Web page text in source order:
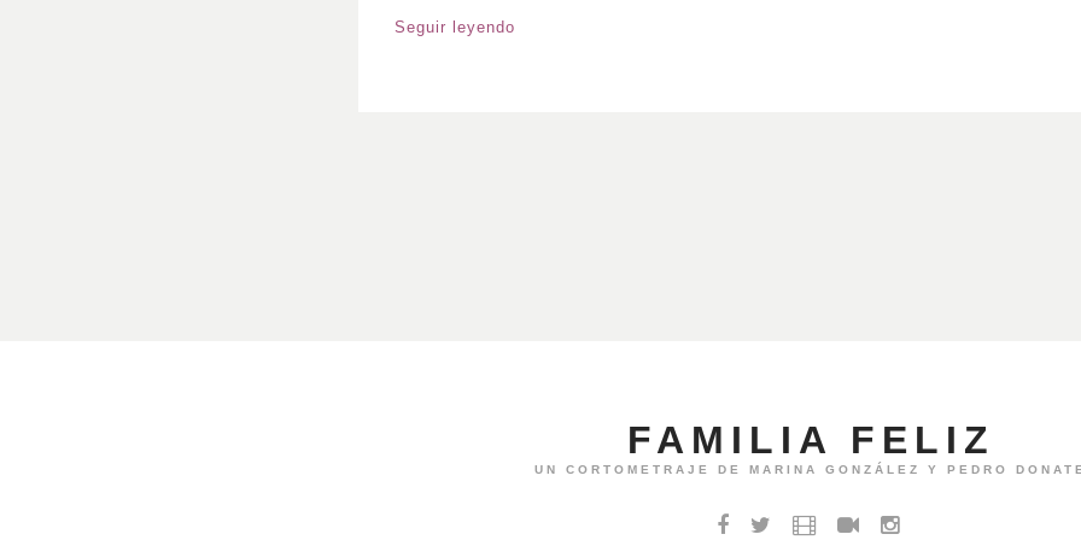
Seguir leyendo
FAMILIA FELIZ
UN CORTOMETRAJE DE MARINA GONZÁLEZ Y PEDRO